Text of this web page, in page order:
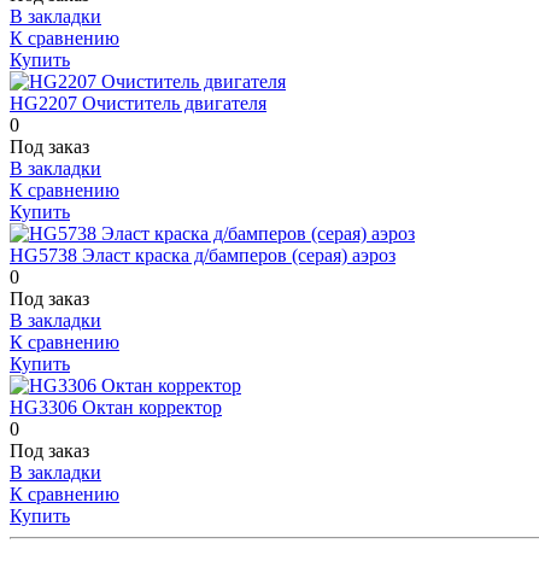
В закладки
К сравнению
Купить
HG2207 Очиститель двигателя
0
Под заказ
В закладки
К сравнению
Купить
HG5738 Эласт краска д/бамперов (серая) аэроз
0
Под заказ
В закладки
К сравнению
Купить
HG3306 Октан корректор
0
Под заказ
В закладки
К сравнению
Купить